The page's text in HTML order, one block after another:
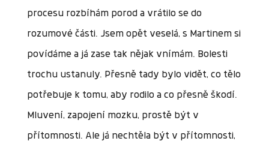
procesu rozbíhám porod a vrátilo se do
rozumové části. Jsem opět veselá, s Martinem si
povídáme a já zase tak nějak vnímám. Bolesti
trochu ustanuly. Přesně tady bylo vidět, co tělo
potřebuje k tomu, aby rodilo a co přesně škodí.
Mluvení, zapojení mozku, prostě být v
přítomnosti. Ale já nechtěla být v přítomnosti,